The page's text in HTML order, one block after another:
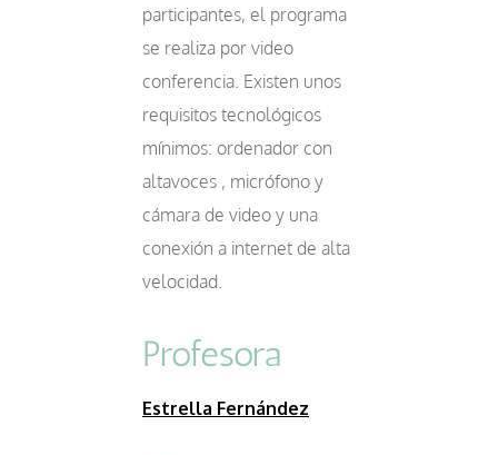
participantes, el programa
se realiza por video
conferencia. Existen unos
requisitos tecnológicos
mínimos: ordenador con
altavoces , micrófono y
cámara de video y una
conexión a internet de alta
velocidad.
Profesora
Estrella Fernández